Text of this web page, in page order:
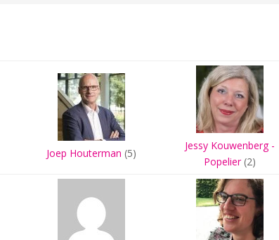
Joep Houterman (5)
Jessy Kouwenberg -
Popelier(2)